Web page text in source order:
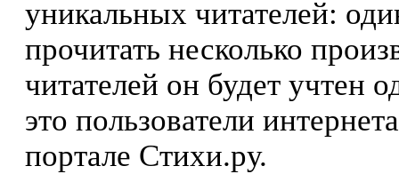
уникальных читателей:
прочитать несколько
читателей он будет учтен
это пользователи
портале Стихи.ру.